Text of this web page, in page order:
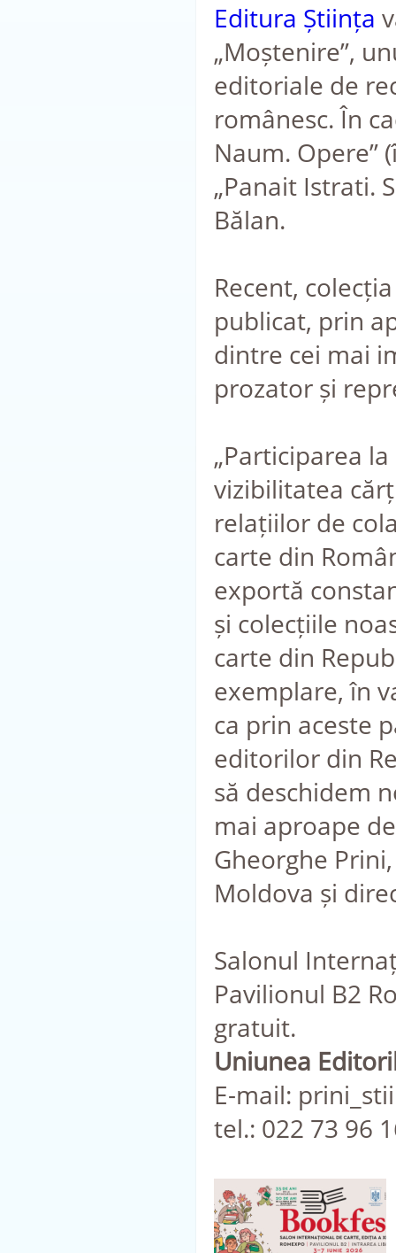
Editura Știința
„Moștenire”,
editoriale de
românesc. În
Naum. Opere”
„Panait Istrati.
Bălan.
Recent, colecția
publicat, prin
dintre cei mai
prozator și
„Participarea
vizibilitatea
relațiilor de
carte din
exportă
și colecțiile
carte din
exemplare, în
ca prin aceste
editorilor din
să deschidem
mai aproape
Gheorghe
Moldova și
Salonul
Pavilionul B2
gratuit.
Uniunea
E-mail:
tel.: 022 73 96